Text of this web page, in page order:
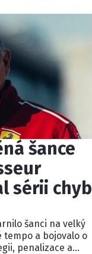
šance
sérii chyb
šanci na velký
tempo a bojovalo o
penalizace a